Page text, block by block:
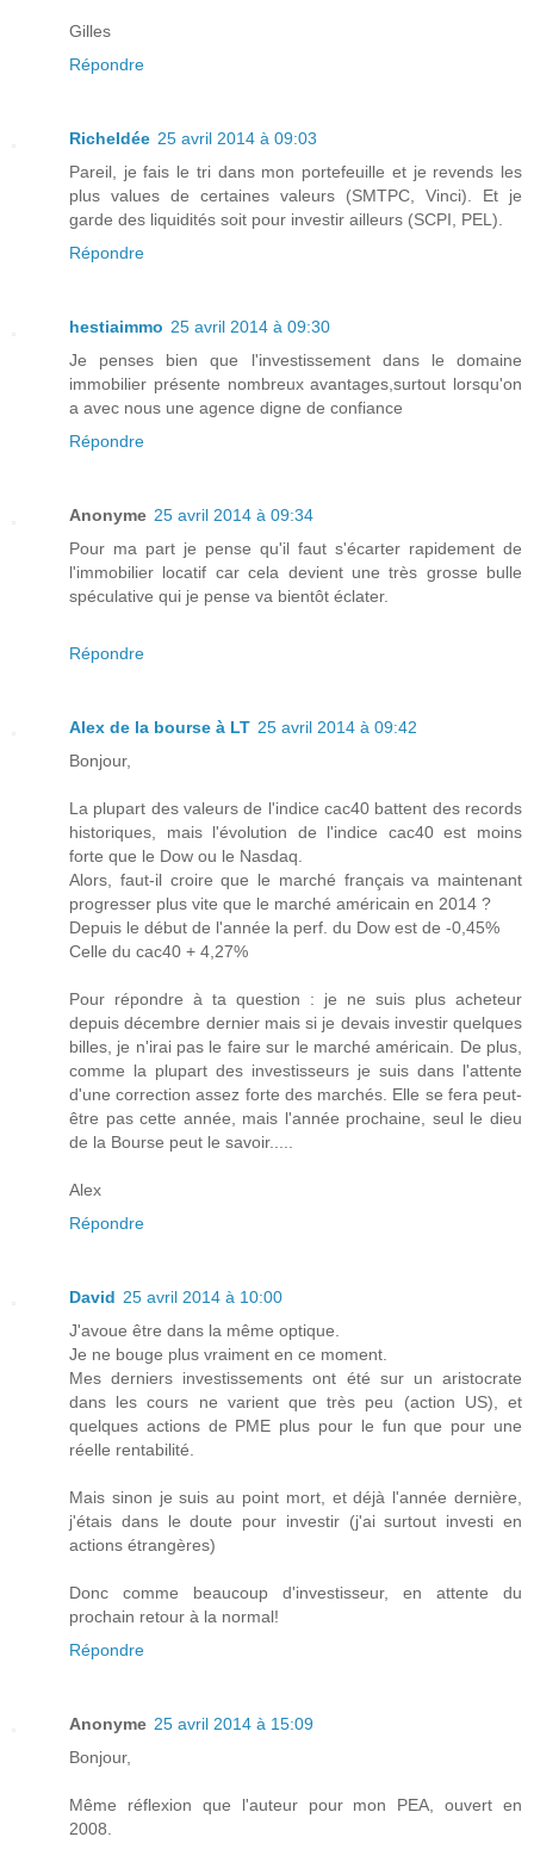
Gilles
Répondre
RicheIdée 25 avril 2014 à 09:03
Pareil, je fais le tri dans mon portefeuille et je revends les
plus values de certaines valeurs (SMTPC, Vinci). Et je
garde des liquidités soit pour investir ailleurs (SCPI, PEL).
Répondre
hestiaimmo 25 avril 2014 à 09:30
Je penses bien que l'investissement dans le domaine
immobilier présente nombreux avantages,surtout lorsqu'on
a avec nous une agence digne de confiance
Répondre
Anonyme 25 avril 2014 à 09:34
Pour ma part je pense qu'il faut s'écarter rapidement de
l'immobilier locatif car cela devient une très grosse bulle
spéculative qui je pense va bientôt éclater.
Répondre
Alex de la bourse à LT 25 avril 2014 à 09:42
Bonjour,
La plupart des valeurs de l'indice cac40 battent des records
historiques, mais l'évolution de l'indice cac40 est moins
forte que le Dow ou le Nasdaq.
Alors, faut-il croire que le marché français va maintenant
progresser plus vite que le marché américain en 2014 ?
Depuis le début de l'année la perf. du Dow est de -0,45%
Celle du cac40 + 4,27%
Pour répondre à ta question : je ne suis plus acheteur
depuis décembre dernier mais si je devais investir quelques
billes, je n'irai pas le faire sur le marché américain. De plus,
comme la plupart des investisseurs je suis dans l'attente
d'une correction assez forte des marchés. Elle se fera peut-
être pas cette année, mais l'année prochaine, seul le dieu
de la Bourse peut le savoir.....
Alex
Répondre
David 25 avril 2014 à 10:00
J'avoue être dans la même optique.
Je ne bouge plus vraiment en ce moment.
Mes derniers investissements ont été sur un aristocrate
dans les cours ne varient que très peu (action US), et
quelques actions de PME plus pour le fun que pour une
réelle rentabilité.
Mais sinon je suis au point mort, et déjà l'année dernière,
j'étais dans le doute pour investir (j'ai surtout investi en
actions étrangères)
Donc comme beaucoup d'investisseur, en attente du
prochain retour à la normal!
Répondre
Anonyme 25 avril 2014 à 15:09
Bonjour,
Même réflexion que l'auteur pour mon PEA, ouvert en
2008.